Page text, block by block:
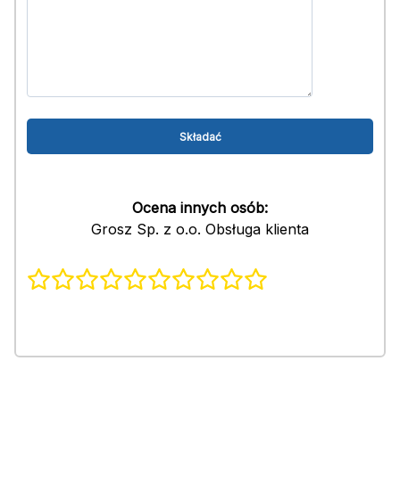
Ocena innych osób:
Grosz Sp. z o.o. Obsługa klienta